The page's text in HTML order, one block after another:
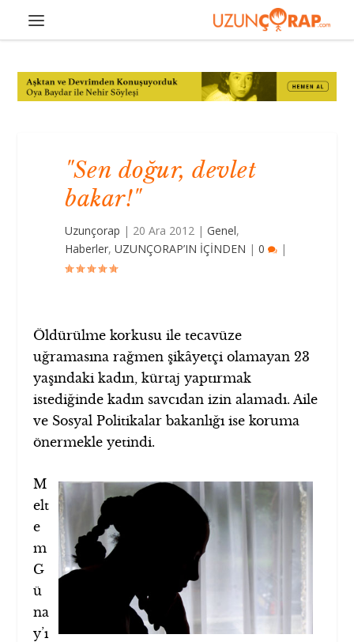
"Sen doğur, devlet
bakar!"
Uzunçorap | 20 Ara 2012 |Genel,
Haberler,UZUNÇORAP’IN İÇİNDEN |0 |
Öldürülme korkusu ile tecavüze
uğramasına rağmen şikâyetçi olamayan 23
yaşındaki kadın, kürtaj yaptırmak
istediğinde kadın savcıdan izin alamadı. Aile
ve Sosyal Politikalar bakanlığı ise koruma
önermekle yetindi.
M
elt
e
m
G
ü
na
y’ı